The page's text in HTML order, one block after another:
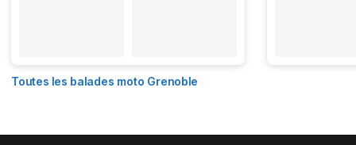
Toutes les balades moto Grenoble